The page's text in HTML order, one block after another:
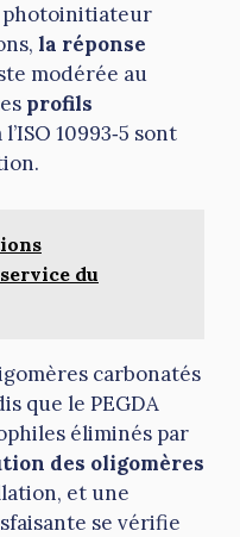
photoinitiateur
la réponse
modérée au
profils
10993‑5 sont
du
carbonatés
que le PEGDA
éliminés par
des oligomères
et une
se vérifie